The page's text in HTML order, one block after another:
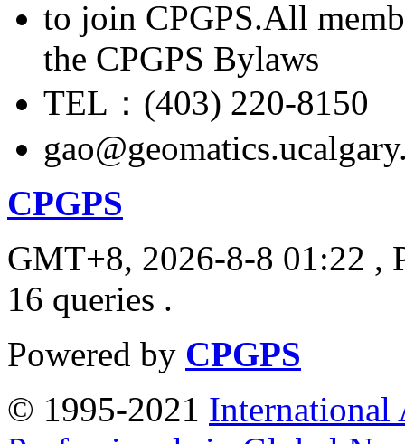
to join CPGPS.All
the CPGPS Bylaws
TEL：(403) 220-8150
CPGPS
GMT+8, 2026-8-8 01:22 ,
16 queries .
Powered by CPGPS
© 1995-2021 International